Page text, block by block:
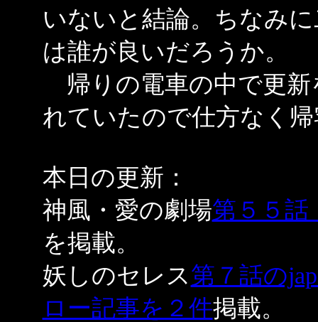
いないと結論。ちなみ
は誰が良いだろうか。
帰りの電車の中で更新
れていたので仕方なく
本日の更新：
神風・愛の劇場第５５話
を掲載。
妖しのセレス第７話の
ロー記事を２件掲載。